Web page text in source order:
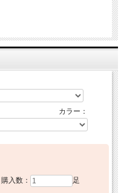
カラー：
購入数： 足